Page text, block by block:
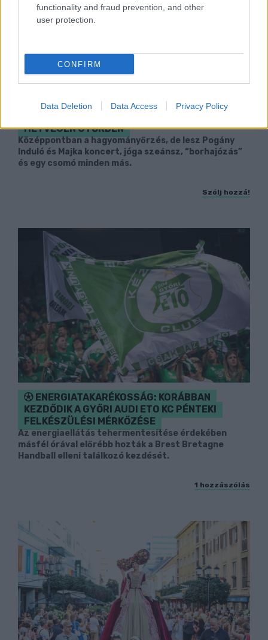
functionality and fraud prevention, and other
user protection.
CONFIRM
Data Deletion Data Access Privacy Policy
A BAROKK ÖSSZES ÁRNYALATA ÉS MÉG EGY
HÉTVÉGÉN GYŐRBEN
Középpontban a hagyományőrzés, de lesz Pogány
Induló és Majka koncert, jóga szeánsz, “borhajózás”
és egy csomó minden más.
Szólj hozzá!
ENERGIATAKARÉKOSSÁG: KORÁBBAN
KEZDŐDIK A GYŐRI AUDI ETO KC PÉNTEKI
FELKÉSZÜLÉSI MÉRKŐZÉSE
Az energiaellátás tehermentesítése érdekében
másfél órával előrébb hozták a Brest Bretagne
Handball elleni találkozó kezdését.
1 hozzászólás